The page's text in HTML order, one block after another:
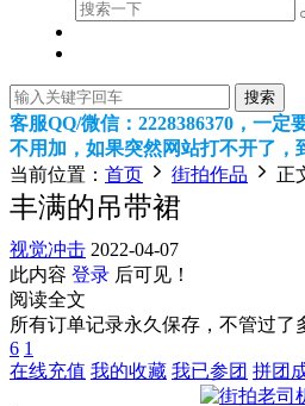
搜索
客服QQ/微信：2228386370，一定
不用加，如果突然网站打不开了，
当前位置： 首页 街拍作品 正
丰满的吊带裙
视觉冲击 2022-04-07
此内容 登录 后可见！
阅读全文
所有订单记录永久保存，不管过了
6 1
在线充值 我的收藏 我已参团 拼团